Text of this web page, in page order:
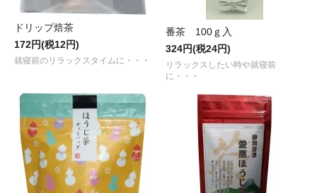
ドリップ焙茶
172円(税12円)
就寝前のリラックスタイムに・・・
番茶 100ｇ入
324円(税24円)
リラックスしたい時や就寝前
に・・・